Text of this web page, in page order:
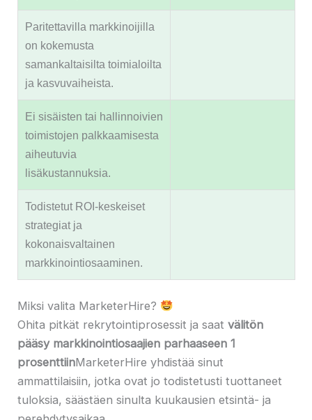
Paritettavilla markkinoijilla
on kokemusta
samankaltaisilta toimialoilta
ja kasvuvaiheista.
Ei sisäisten tai hallinnoivien
toimistojen palkkaamisesta
aiheutuvia
lisäkustannuksia.
Todistetut ROI-keskeiset
strategiat ja
kokonaisvaltainen
markkinointiosaaminen.
Miksi valita MarketerHire?
Ohita pitkät rekrytointiprosessit ja saat välitön
pääsy markkinointiosaajien parhaaseen 1
prosenttiinMarketerHire yhdistää sinut
ammattilaisiin, jotka ovat jo todistetusti tuottaneet
tuloksia, säästäen sinulta kuukausien etsintä- ja